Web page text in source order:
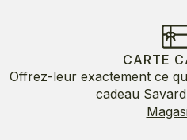
CARTE
Offrez-leur exactement ce
cadeau